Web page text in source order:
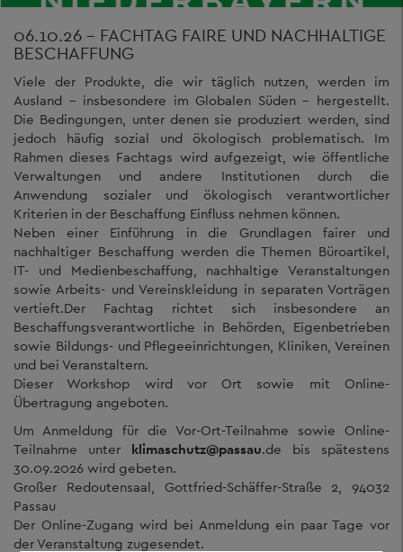
06.10.26 - FACHTAG FAIRE UND NACHHALTIGE
BESCHAFFUNG
Viele der Produkte, die wir täglich nutzen, werden im
Ausland – insbesondere im Globalen Süden – hergestellt.
Die Bedingungen, unter denen sie produziert werden, sind
jedoch häufig sozial und ökologisch problematisch. Im
Rahmen dieses Fachtags wird aufgezeigt, wie öffentliche
Verwaltungen und andere Institutionen durch die
Anwendung sozialer und ökologisch verantwortlicher
Kriterien in der Beschaffung Einfluss nehmen können.
Neben einer Einführung in die Grundlagen fairer und
nachhaltiger Beschaffung werden die Themen Büroartikel,
IT- und Medienbeschaffung, nachhaltige Veranstaltungen
sowie Arbeits- und Vereinskleidung in separaten Vorträgen
vertieft.Der Fachtag richtet sich insbesondere an
Beschaffungsverantwortliche in Behörden, Eigenbetrieben
sowie Bildungs- und Pflegeeinrichtungen, Kliniken, Vereinen
und bei Veranstaltern.
Dieser Workshop wird vor Ort sowie mit Online-
Übertragung angeboten.
Um Anmeldung für die Vor-Ort-Teilnahme sowie Online-
Teilnahme unter klimaschutz@passau.de bis spätestens
30.09.2026 wird gebeten.
Großer Redoutensaal, Gottfried-Schäffer-Straße 2, 94032
Passau
Der Online-Zugang wird bei Anmeldung ein paar Tage vor
der Veranstaltung zugesendet.